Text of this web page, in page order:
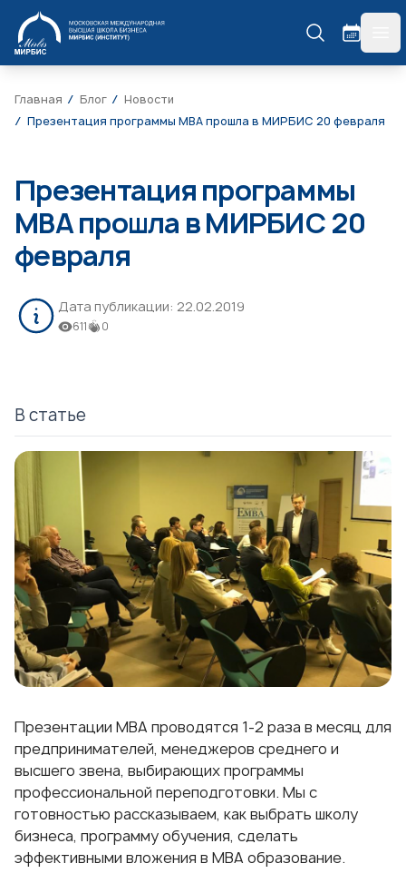
МИРБИС
Главная Блог
Новости
Презентация программы МВА прошла в МИРБИС 20 февраля
Презентация программы
МВА прошла в МИРБИС 20
февраля
Дата публикации: 22.02.2019
611 0
В статье
Презентации МВА проводятся 1-2 раза в месяц для
предпринимателей, менеджеров среднего и
высшего звена, выбирающих программы
профессиональной переподготовки. Мы с
готовностью рассказываем, как выбрать школу
бизнеса, программу обучения, сделать
эффективными вложения в МВА образование.